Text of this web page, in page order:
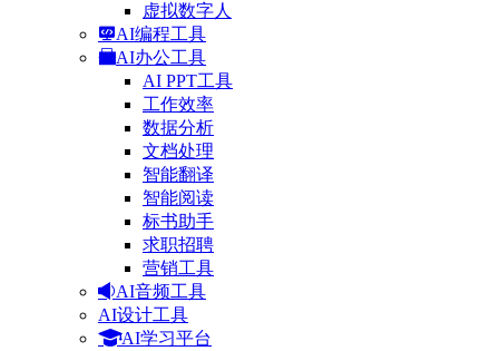
虚拟数字人
AI编程工具
AI办公工具
AI PPT工具
工作效率
数据分析
文档处理
智能翻译
智能阅读
标书助手
求职招聘
营销工具
AI音频工具
AI设计工具
AI学习平台